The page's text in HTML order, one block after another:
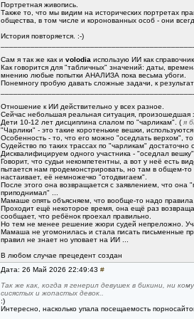
Портретная живопись.
Также то, что мы видим на исторических портретах
общества, в том числе и коронованных особ - они
История повторяется. :-)
Сам я так же как и volodia использую ИИ как
Как говорится для "табличных" значений: даты,
мнению любые попытки АНАЛИЗА пока весьма убоги.
Понемногу пробую давать сложные задачи, к
Отношение к ИИ действительно у всех разное.
Сейчас небольшая реальная ситуация,
Дети 10-12 лет дисциплина слалом по "чарликам". ( я
"Чарлики" - это такие коротенькие вешки,
Особенность - то, что его можно "оседлать верхом",
Судейство по таких трассах по "чарликам"
Дисквалифицируем одного участника - "оседлал
Говорит, что судьи некомпетентны, а вот у неё есть
пытается нам продемонстрировать, но там в общем-
настаивает, её немножечко "отодвигаем".
После этого она возвращается с заявлением, что она
приподнимал" ...
Мамаше опять объясняем, что вообще-то надо
Проходит ещё некоторое время, она ещё раз
сообщает, что ребёнок проехал правильно.
Но тем не менее решение жюри судей непреложно.
Мамаша не угомонилась и стала писать письменные
правил не знает но уповает на ИИ ...
В любом случае прецедент создан
Дата: 26 Май 2026 22:49:43 #
Так же как, когда я генерил девушек в бикини, ни
сисястых и жопастых девок..
:)
Интересно, насколько упала посещаемость